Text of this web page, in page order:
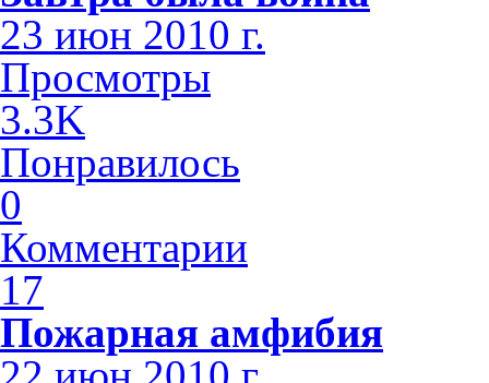
23 июн 2010 г.
Просмотры
3.3K
Понравилось
0
Комментарии
17
Пожарная амфибия